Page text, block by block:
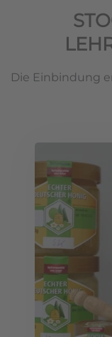
Die Einbindung